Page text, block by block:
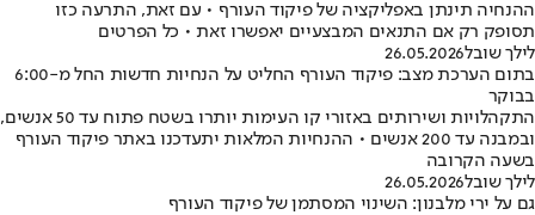
ההנחיה תינתן באפליקציה של פיקוד העורף • עם זאת, התרעה כזו
תסופק רק אם התנאים המבצעיים יאפשרו זאת • כל הפרטים
לילך שובל26.05.2026
בתום הערכת מצב: פיקוד העורף החליט על הנחיות חדשות החל מ-6:00
בבוקר
התקהלויות ושירותים באזורי קו העימות יותרו בשטח פתוח עד 50 אנשים,
ובמבנה עד 200 אנשים • ההנחיות המלאות יתעדכנו באתר פיקוד העורף
בשעה הקרובה
לילך שובל26.05.2026
גם על ירי מלבנון: השינוי המסתמן של פיקוד העורף